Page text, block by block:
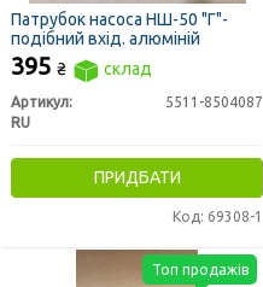
Патрубок насоса НШ-50 "Г"-
подібний вхід. алюміній
395 ₴ склад
Артикул:
5511-8504087
RU
ПРИДБАТИ
Код: 69308-1
Топ продажів